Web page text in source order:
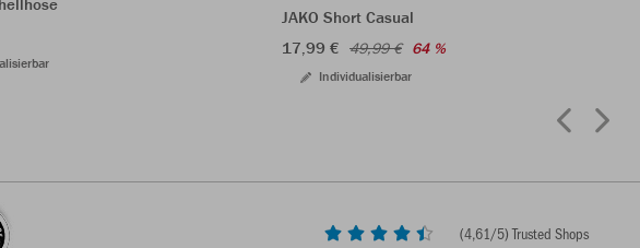
JAKO Short Casual
17,99 € 49,99 € 64 %
Individualisierbar
(4,61/5) Trusted Shops